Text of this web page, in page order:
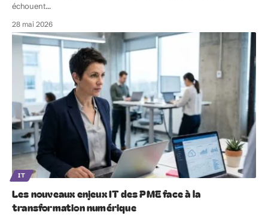
échouent…
28 mai 2026
IT
Les nouveaux enjeux IT des PME face à la
transformation numérique